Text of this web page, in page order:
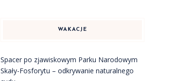
WAKACJE
Spacer po zjawiskowym Parku Narodowym
Skały-Fosforytu – odkrywanie naturalnego